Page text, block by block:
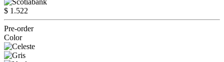
$ 1.522
Pre-order
Color